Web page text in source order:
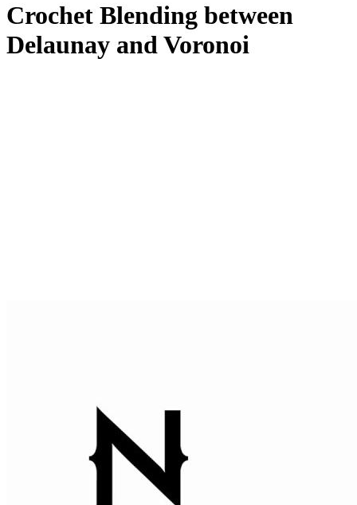
Crochet Blending between
Delaunay and Voronoi